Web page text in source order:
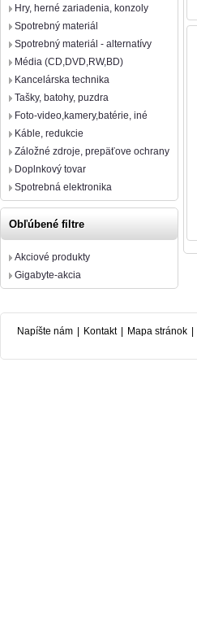
Hry, herné zariadenia, konzoly
Spotrebný materiál
Spotrebný materiál - alternatívy
Média (CD,DVD,RW,BD)
Kancelárska technika
Tašky, batohy, puzdra
Foto-video,kamery,batérie, iné
Káble, redukcie
Záložné zdroje, prepäťove ochrany
Doplnkový tovar
Spotrebná elektronika
Obľúbené filtre
Akciové produkty
Gigabyte-akcia
Napíšte nám Kontakt Mapa stránok